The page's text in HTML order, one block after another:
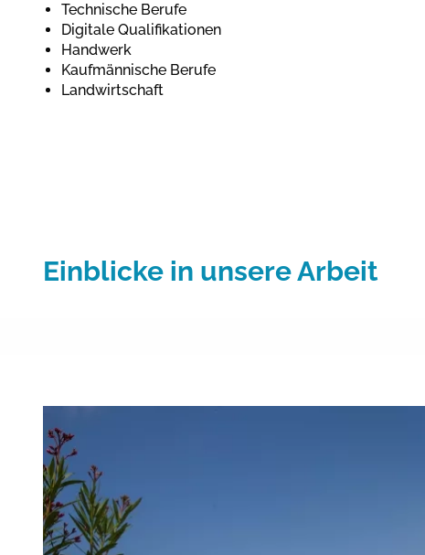
Technische Berufe
Digitale Qualifikationen
Handwerk
Kaufmännische Berufe
Landwirtschaft
Einblicke in unsere Arbeit